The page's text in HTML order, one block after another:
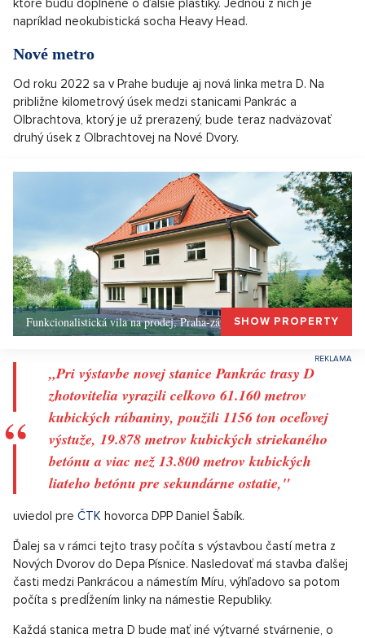
ktoré budú doplnené o ďalšie plastiky. Jednou z nich je
napríklad neokubistická socha Heavy Head.
Nové metro
Od roku 2022 sa v Prahe buduje aj nová linka metra D. Na
približne kilometrový úsek medzi stanicami Pankrác a
Olbrachtova, ktorý je už prerazený, bude teraz nadväzovať
druhý úsek z Olbrachtovej na Nové Dvory.
Funkcionalistická vila na prodej, Praha-západ, Okolí Prahy
SHOW PROPERTY
„Pri výstavbe novej stanice Pankrác trasy D
zhotovitelia vyrazili celkovo 61.160 metrov
kubických rúbaniny, použili 1156 ton oceľovej
výstuže, 19.878 metrov kubických striekaného
betónu a viac než 13.800 metrov kubických
liateho betónu pre sekundárne ostatie,"
uviedol pre ČTK hovorca DPP Daniel Šabík.
Ďalej sa v rámci tejto trasy počíta s výstavbou častí metra z
Nových Dvorov do Depa Písnice. Nasledovať má stavba ďalšej
časti medzi Pankrácou a námestím Míru, výhľadovo sa potom
počíta s predĺžením linky na námestie Republiky.
Každá stanica metra D bude mať iné výtvarné stvárnenie, o